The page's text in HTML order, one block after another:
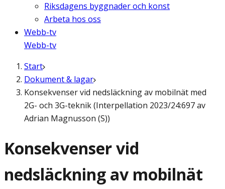
Riksdagens byggnader och konst
Arbeta hos oss
Webb-tv
Webb-tv
Start
Dokument & lagar
Konsekvenser vid nedsläckning av mobilnät med
2G- och 3G-teknik (Interpellation 2023/24:697 av
Adrian Magnusson (S))
Konsekvenser vid
nedsläckning av mobilnät